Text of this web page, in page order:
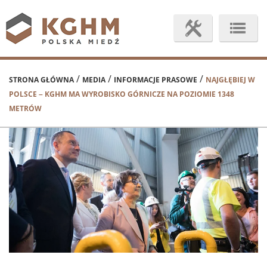
STRONA GŁÓWNA/ MEDIA/ INFORMACJE PRASOWE / NAJGŁĘBIEJ W
POLSCE – KGHM MA WYROBISKO GÓRNICZE NA POZIOMIE 1348
METRÓW